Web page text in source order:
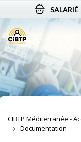
Aller au
Aller à la
Aller à laSALARIÉ
CIBTP Méditerranée -
Documentation